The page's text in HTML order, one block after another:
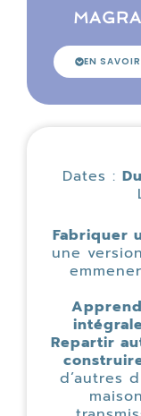
EN
Dates :
Fabriquer
une
Repartir
d’autres